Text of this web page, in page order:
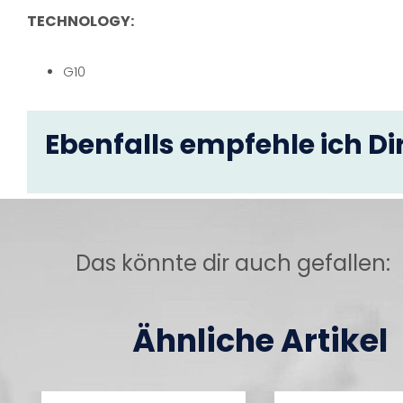
TECHNOLOGY:
G10
Ebenfalls empfehle ich
Das könnte dir auch gefallen:
Ähnliche Artikel